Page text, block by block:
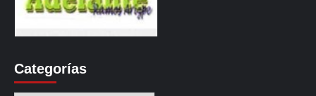
Categorías